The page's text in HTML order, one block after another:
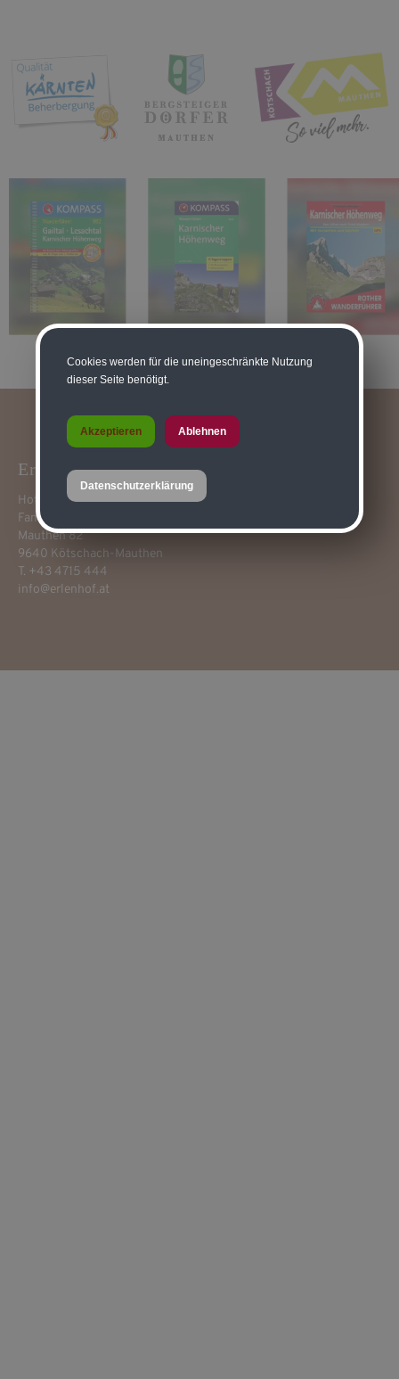
Erlenhof****
Hotel-Pension Restaurant
Fam. Franz Guggenberger
Mauthen 82
9640 Kötschach-Mauthen
T. +43 4715 444
info@erlenhof.at
Cookies werden für die uneingeschränkte Nutzung
dieser Seite benötigt.
Akzeptieren Ablehnen
Datenschutzerklärung